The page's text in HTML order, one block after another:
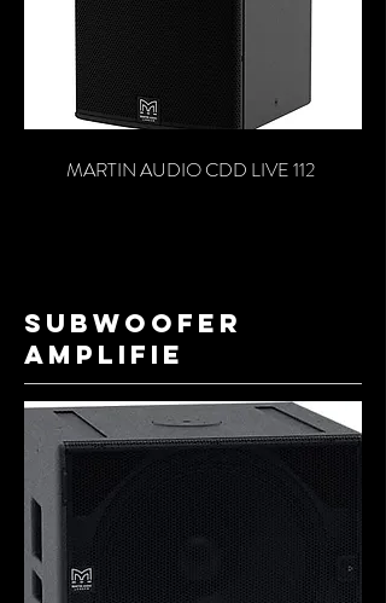
MARTIN AUDIO CDD LIVE 112
SUBWOOFER
AMPLIFIE